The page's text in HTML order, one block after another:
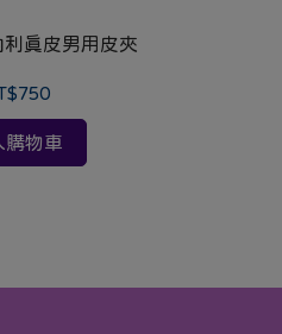
真皮男用皮夾
購物車